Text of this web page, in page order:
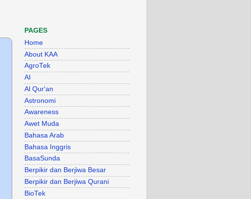
PAGES
Home
About KAA
AgroTek
AI
Al Qur'an
Astronomi
Awareness
Awet Muda
Bahasa Arab
Bahasa Inggris
BasaSunda
Berpikir dan Berjiwa Besar
Berpikir dan Berjiwa Qurani
BioTek